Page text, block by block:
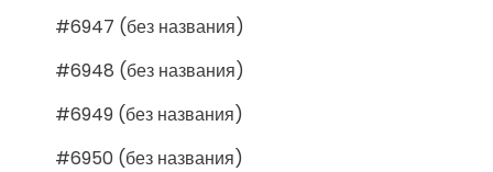
#6947 (без названия)
#6948 (без названия)
#6949 (без названия)
#6950 (без названия)